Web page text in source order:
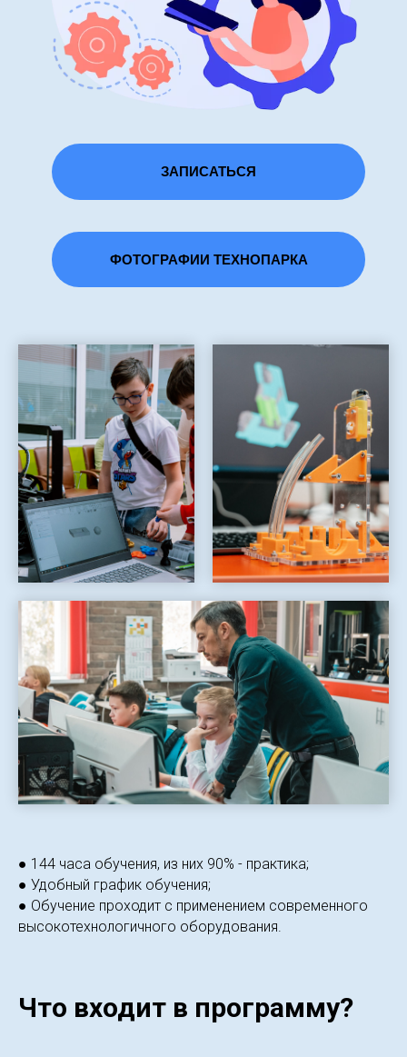
ФОТОГРАФИИ ТЕХНОПАРКА
● 144 часа обучения, из них 90% - практика;
● Удобный график обучения;
● Обучение проходит с применением современного
высокотехнологичного оборудования.
Что входит в программу?